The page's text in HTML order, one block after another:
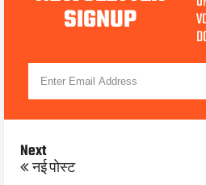
SIGNUP
Next
नई पोस्ट